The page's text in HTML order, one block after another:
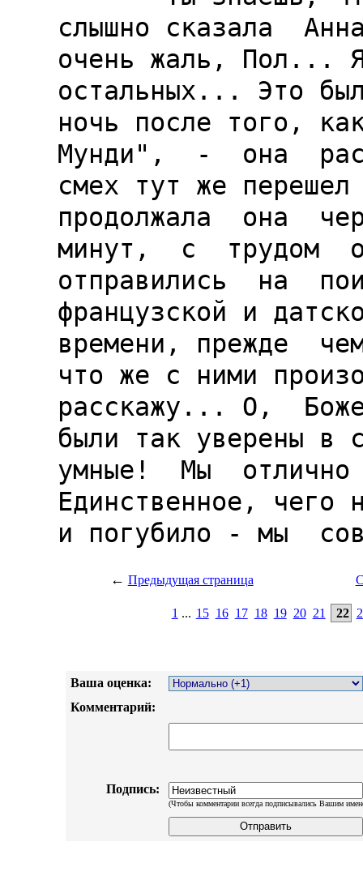
← Предыдущая страница
1 ... 15 16 17 18 19 20 21 22
Ваша оценка:
Комментарий:
Подпись:
(Чтобы комментарии всегда подписывались Вашим